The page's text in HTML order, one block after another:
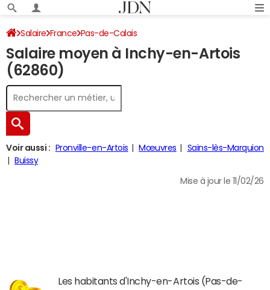
Salaire France Pas-de-Calais
Salaire moyen à Inchy-en-Artois
(62860)
Voir aussi : Pronville-en-Artois Mœuvres
Sains-lès-Marquion
Buissy
Mise à jour le 11/02/26
Les habitants d'Inchy-en-Artois (Pas-de-